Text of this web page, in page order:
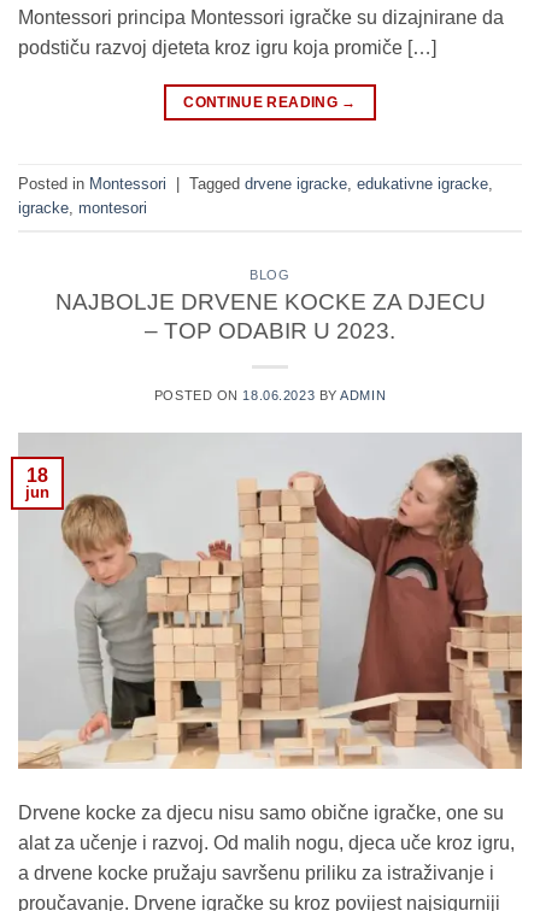
Montessori principa Montessori igračke su dizajnirane da
podstiču razvoj djeteta kroz igru koja promiče […]
CONTINUE READING →
Posted in Montessori Tagged drvene igracke, edukativne igracke,
igracke, montesori
BLOG
NAJBOLJE DRVENE KOCKE ZA DJECU
– TOP ODABIR U 2023.
POSTED ON 18.06.2023 BYADMIN
18
jun
Drvene kocke za djecu nisu samo obične igračke, one su
alat za učenje i razvoj. Od malih nogu, djeca uče kroz igru,
a drvene kocke pružaju savršenu priliku za istraživanje i
proučavanje. Drvene igračke su kroz povijest najsigurniji